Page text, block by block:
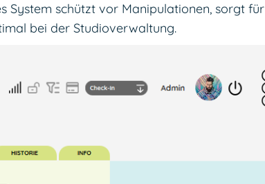
System schützt vor Manipulationen, sorgt für
bei der Studioverwaltung.